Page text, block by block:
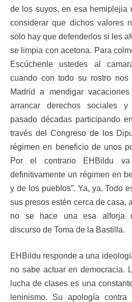
de los suyos, en esa hemiplejia
considerar que dichos valores
solo hay que defenderlos si les
se limpia con acetona. Para
Escúchenle ustedes al
cuando con todo su rostro
Madrid a mendigar
arrancar derechos sociales
pasado décadas participando
través del Congreso de los
régimen en beneficio de unos
Por el contrario EHBildu
definitivamente un régimen en
y de los pueblos”. Ya, ya. Todo
sus presos estén cerca de casa,
no se hace una esa alforja
discurso de Toma de la Bastilla.
EHBildu responde a una
no sabe actuar en democracia.
lucha de clases es una
leninismo. Su apología